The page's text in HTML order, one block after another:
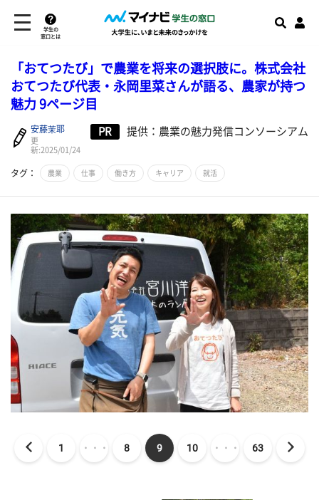
学生の
窓口とは
「おてつたび」で農業を将来の選択肢に。株式会社
おてつたび代表・永岡里菜さんが語る、農家が持つ
魅力 9ページ目
安藤茉耶
更
新:2025/01/24
PR 提供：農業の魅力発信コンソーシアム
タグ： 農業 仕事 働き方 キャリア 就活
1 ・・・ 8 9 10 ・・・ 63